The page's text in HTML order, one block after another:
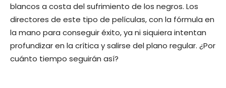
blancos a costa del sufrimiento de los negros. Los
directores de este tipo de películas, con la fórmula en
la mano para conseguir éxito, ya ni siquiera intentan
profundizar en la crítica y salirse del plano regular. ¿Por
cuánto tiempo seguirán así?